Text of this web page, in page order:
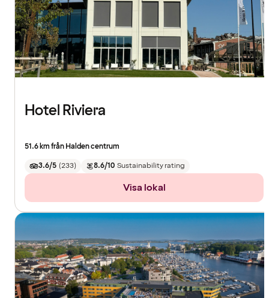
Hotel Riviera
51.6 km från Halden centrum
3.6/5 (233) 8.6/10 Sustainability rating
Visa lokal